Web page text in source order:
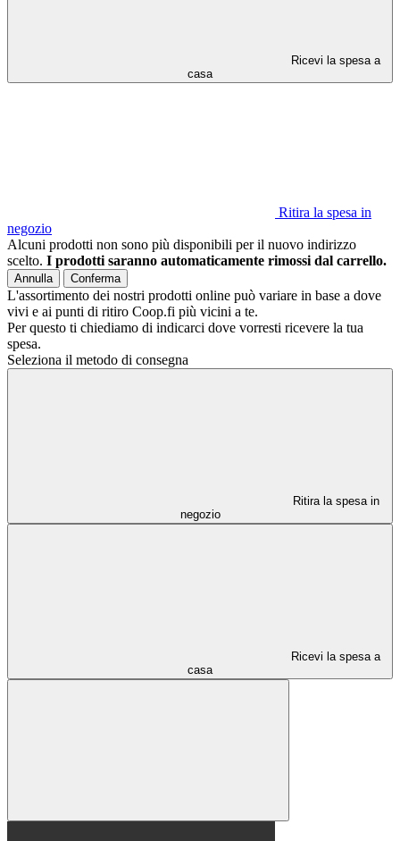
Ricevi la spesa a
casa
Ritira la spesa in
negozio
Alcuni prodotti non sono più disponibili per il nuovo indirizzo
scelto. I prodotti saranno automaticamente rimossi dal carrello.
Annulla Conferma
L'assortimento dei nostri prodotti online può variare in base a dove
vivi e ai punti di ritiro Coop.fi più vicini a te.
Per questo ti chiediamo di indicarci dove vorresti ricevere la tua
spesa.
Seleziona il metodo di consegna
Ritira la spesa in
negozio
Ricevi la spesa a
casa